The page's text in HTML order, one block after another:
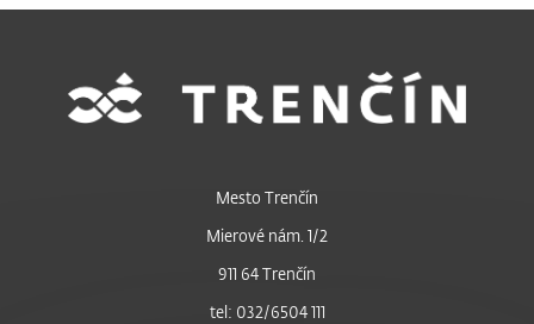
Mesto Trenčín
Mierové nám. 1/2
911 64 Trenčín
tel: 032/6504 111